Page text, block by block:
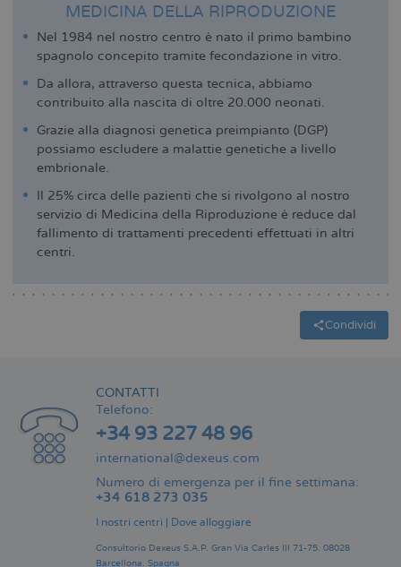
MEDICINA DELLA RIPRODUZIONE
Nel 1984 nel nostro centro è nato il primo bambino
spagnolo concepito tramite fecondazione in vitro.
Da allora, attraverso questa tecnica, abbiamo
contribuito alla nascita di oltre 20.000 neonati.
Grazie alla diagnosi genetica preimpianto (DGP)
possiamo escludere a malattie genetiche a livello
embrionale.
Il 25% circa delle pazienti che si rivolgono al nostro
servizio di Medicina della Riproduzione è reduce dal
fallimento di trattamenti precedenti effettuati in altri
centri.
Condividi
CONTATTI
Telefono:
+34 93 227 48 96
international@dexeus.com
Numero di emergenza per il fine settimana:
+34 618 273 035
I nostri centri Dove alloggiare
Consultorio Dexeus S.A.P. Gran Via Carles III 71-75. 08028
Barcellona. Spagna